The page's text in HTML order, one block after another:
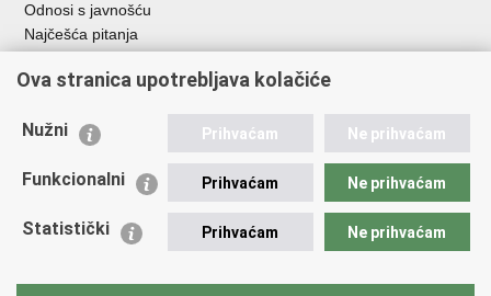
Odnosi s javnošću
Najčešća pitanja
Važne poveznice
EMN Nacionalna kontaktna točka za Republiku Hrvatsku
Policijska akademija
Zaklada policijske solidarnosti
Sindikati
Ova stranica upotrebljava kolačiće
Nužni Prihvaćam Ne prihvaćam
Funkcionalni Prihvaćam Ne prihvaćam
Statistički Prihvaćam Ne prihvaćam